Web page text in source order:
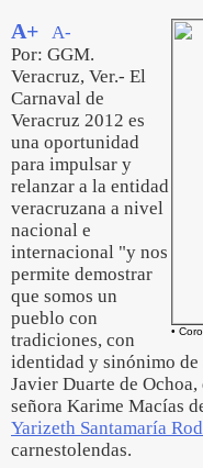
•
A+
A-
Por: GGM.
Veracruz, Ver.- El
Carnaval de
Veracruz 2012 es
una oportunidad
para impulsar y
relanzar a la entidad
veracruzana a nivel
nacional e
internacional "y nos
permite demostrar
que somos un
pueblo con
tradiciones, con
identidad y sinónimo
Javier Duarte de
señora Karime Macías
Yarizeth Santamaría
carnestolendas.